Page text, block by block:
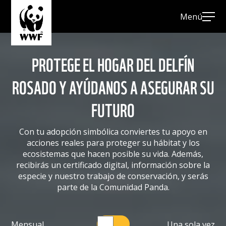
INICIO
ADOPCIÓN DE ESPECIES
BOSQUES
DELFIN ROSADO
DONAR A LA ABEJA
DONAR A LA BALLENA
DONAR A LA NUTRIA GIGANTE
DONAR AL CHIGÜIRO
Menú
PROTEGE EL HOGAR DEL DELFÍN
ROSADO Y AYÚDANOS A ASEGURAR SU
FUTURO
Con tu adopción simbólica conviertes tu apoyo en
acciones reales para proteger su hábitat y los
ecosistemas que hacen posible su vida. Además,
recibirás un certificado digital, información sobre la
especie y nuestro trabajo de conservación, y serás
parte de la Comunidad Panda.